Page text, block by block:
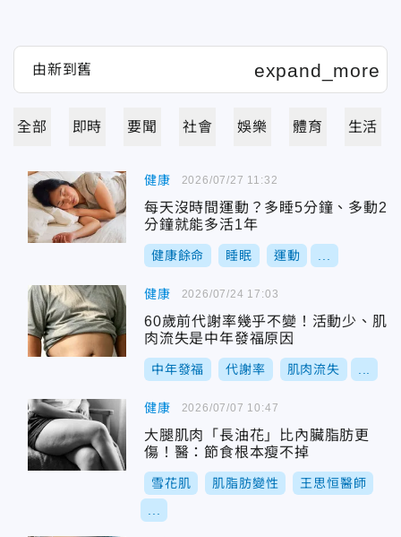
全部 即時 要聞 社會 娛樂 體育 生活
健康
每天沒時間運動？多睡5分鐘、多動2
分鐘就能多活1年
健康餘命 睡眠 運動
2026/07/27 11:32
健康
60歲前代謝率幾乎不變！活動少、肌
肉流失是中年發福原因
中年發福 代謝率 肌肉流失
2026/07/24 17:03
健康
大腿肌肉「長油花」比內臟脂肪更
傷！醫：節食根本瘦不掉
雪花肌 肌脂肪變性 王思恒醫師
2026/07/07 10:47